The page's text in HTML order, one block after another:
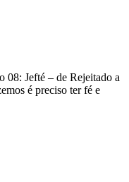
Jefté – de Rejeitado a
é preciso ter fé e